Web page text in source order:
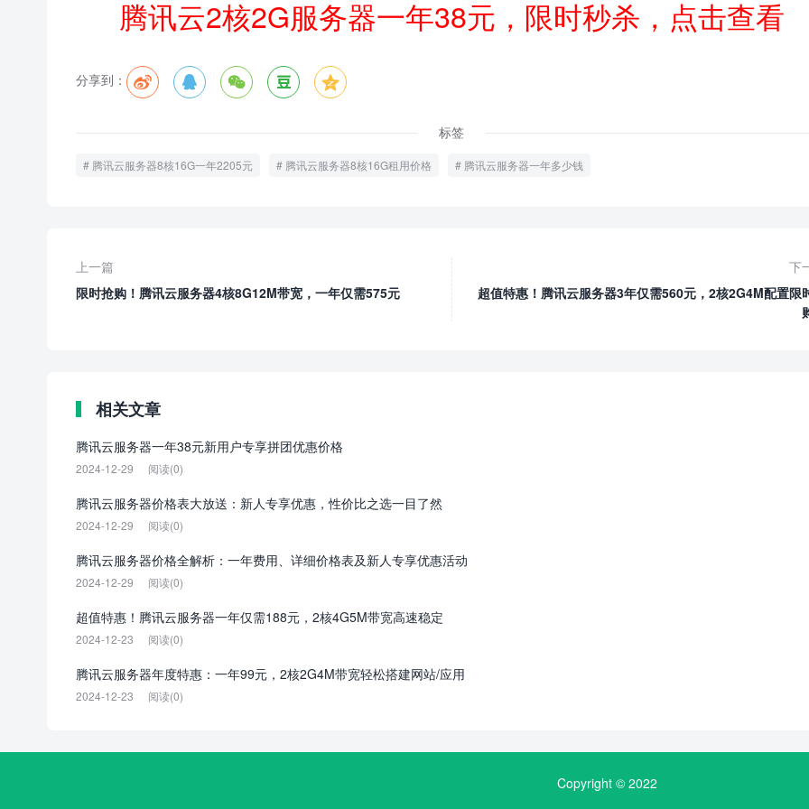
腾讯云2核2G服务器一年38元，限时秒杀，点击查看
分享到：     
标签
腾讯云服务器8核16G一年2205元 腾讯云服务器8核16G租用价格 腾讯云服务器一年多少钱
上一篇
限时抢购！腾讯云服务器4核8G12M带宽，一年仅需575元
下
超值特惠！腾讯云服务器3年仅需560元，2核2G4M配置限
相关文章
腾讯云服务器一年38元新用户专享拼团优惠价格
2024-12-29 阅读(0)
腾讯云服务器价格表大放送：新人专享优惠，性价比之选一目了然
2024-12-29 阅读(0)
腾讯云服务器价格全解析：一年费用、详细价格表及新人专享优惠活动
2024-12-29 阅读(0)
超值特惠！腾讯云服务器一年仅需188元，2核4G5M带宽高速稳定
2024-12-23 阅读(0)
腾讯云服务器年度特惠：一年99元，2核2G4M带宽轻松搭建网站/应用
2024-12-23 阅读(0)
Copyright © 2022